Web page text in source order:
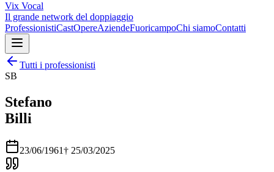
Vix Vocal
Il grande network del doppiaggio
ProfessionistiCastOpereAziendeFuoricampoChi siamoContatti
Tutti i professionisti
SB
Stefano
Billi
23/06/1961† 25/03/2025